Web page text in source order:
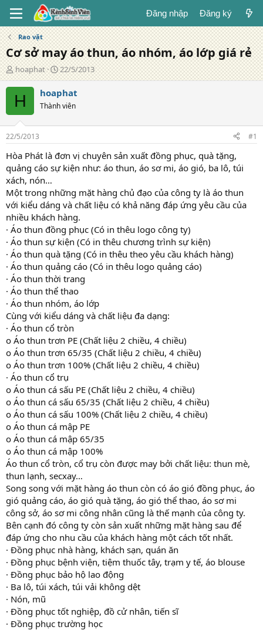
Đăng nhập Đăng ký
Rao vặt
Cơ sở may áo thun, áo nhóm, áo lớp giá rẻ
T
á
c
g
ả
hoaphat
N
g
à
đ
g
22/5/2013
H hoaphat
Thành viên
22/5/2013 #1
Hòa Phát là đơn vị chuyên sản xuất đồng phục, quà tặng,
quảng cáo sự kiện như: áo thun, áo sơ mi, áo gió, ba lô, túi
xách, nón…
Một trong những mặt hàng chủ đạo của công ty là áo thun
với kiểu dáng và chất liệu có khả năng đáp ứng yêu cầu của
nhiều khách hàng.
· Áo thun đồng phục (Có in thêu logo công ty)
· Áo thun sự kiện (Có in thêu chương trình sự kiện)
· Áo thun quà tặng (Có in thêu theo yêu cầu khách hàng)
· Áo thun quảng cáo (Có in thêu logo quảng cáo)
· Áo thun thời trang
· Áo thun thể thao
· Áo thun nhóm, áo lớp
Cùng với kiểu dáng và chất liệu đa dạng:
· Áo thun cổ tròn
o Áo thun trơn PE (Chất liệu 2 chiều, 4 chiều)
o Áo thun trơn 65/35 (Chất liệu 2 chiều, 4 chiều)
o Áo thun trơn 100% (Chất liệu 2 chiều, 4 chiều)
· Áo thun cổ trụ
o Áo thun cá sấu PE (Chất liệu 2 chiều, 4 chiều)
o Áo thun cá sấu 65/35 (Chất liệu 2 chiều, 4 chiều)
o Áo thun cá sấu 100% (Chất liệu 2 chiều, 4 chiều)
o Áo thun cá mập PE
o Áo thun cá mập 65/35
o Áo thun cá mập 100%
Áo thun cổ tròn, cổ trụ còn được may bởi chất liệu: thun mè,
thun lạnh, secxay…
Song song với mặt hàng áo thun còn có áo gió đồng phục, áo
gió quảng cáo, áo gió quà tặng, áo gió thể thao, áo sơ mi
công sở, áo sơ mi công nhân cũng là thế mạnh của công ty.
Bên cạnh đó công ty còn sản xuất những mặt hàng sau để
đáp ứng cho nhu cầu của khách hàng một cách tốt nhất.
· Đồng phục nhà hàng, khách sạn, quán ăn
· Đồng phục bệnh viện, tiệm thuốc tây, trạm y tế, áo blouse
· Đồng phục bảo hộ lao động
· Ba lô, túi xách, túi vải không dệt
· Nón, mũ
· Đồng phục tốt nghiệp, đồ cử nhân, tiến sĩ
· Đồng phục trường học